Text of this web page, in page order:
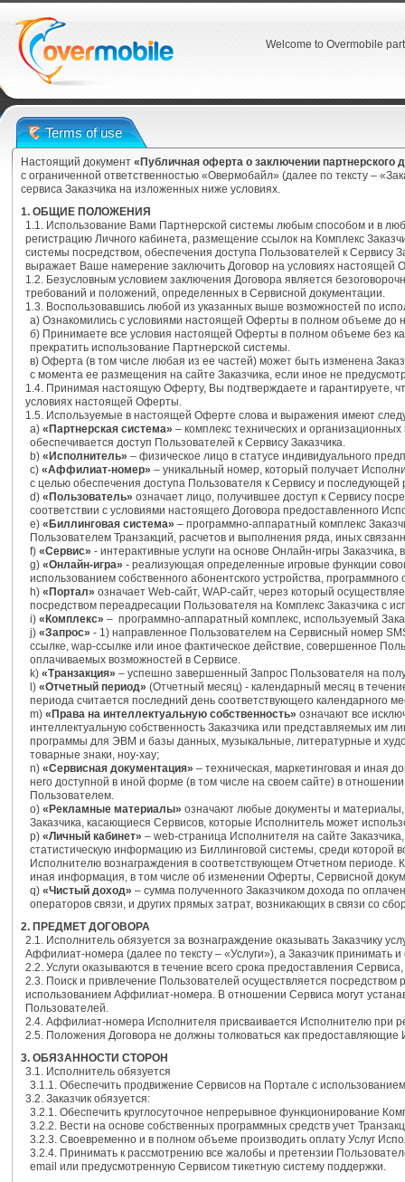
Welcome to Overmobile
Terms of use
Настоящий документ «Публичная оферта о заключении партнерского
с ограниченной ответственностью «Овермобайл» (далее по тексту –
сервиса Заказчика на изложенных ниже условиях.
1. ОБЩИЕ ПОЛОЖЕНИЯ
1.1. Использование Вами Партнерской системы любым способом и в
регистрацию Личного кабинета, размещение ссылок на Комплекс
системы посредством, обеспечения доступа Пользователей к Сервису
выражает Ваше намерение заключить Договор на условиях настоящей
1.2. Безусловным условием заключения Договора является
требований и положений, определенных в Сервисной документации.
1.3. Воспользовавшись любой из указанных выше возможностей по
а) Ознакомились с условиями настоящей Оферты в полном объеме до
б) Принимаете все условия настоящей Оферты в полном объеме без
прекратить использование Партнерской системы.
в) Оферта (в том числе любая из ее частей) может быть изменена
с момента ее размещения на сайте Заказчика, если иное не
1.4. Принимая настоящую Оферту, Вы подтверждаете и гарантируете,
условиях настоящей Оферты.
1.5. Используемые в настоящей Оферте слова и выражения имеют
а) «Партнерская система» – комплекс технических и
обеспечивается доступ Пользователей к Сервису Заказчика.
b) «Исполнитель» – физическое лицо в статусе индивидуального
c) «Аффилиат-номер» – уникальный номер, который получает
с целью обеспечения доступа Пользователя к Сервису и
d) «Пользователь» означает лицо, получившее доступ к Сервису
соответствии с условиями настоящего Договора предоставленного
e) «Биллинговая система» – программно-аппаратный комплекс
Пользователем Транзакций, расчетов и выполнения ряда, иных
f) «Сервис» - интерактивные услуги на основе Онлайн-игры
g) «Онлайн-игра» - реализующая определенные игровые функции
использованием собственного абонентского устройства,
h) «Портал» означает Web-сайт, WAP-сайт, через который
посредством переадресации Пользователя на Комплекс Заказчика с
i) «Комплекс» – программно-аппаратный комплекс, используемый
j) «Запрос» - 1) направленное Пользователем на Сервисный номер
ссылке, wap-ссылке или иное фактическое действие, совершенное
оплачиваемых возможностей в Сервисе.
k) «Транзакция» – успешно завершенный Запрос Пользователя на
l) «Отчетный период» (Отчетный месяц) - календарный месяц в
периода считается последний день соответствующего календарного
m) «Права на интеллектуальную собственность» означают все
интеллектуальную собственность Заказчика или представляемых им
программы для ЭВМ и базы данных, музыкальные, литературные и
товарные знаки, ноу-хау;
n) «Сервисная документация» – техническая, маркетинговая и иная
него доступной в иной форме (в том числе на своем сайте) в
Пользователем.
o) «Рекламные материалы» означают любые документы и
Заказчика, касающиеся Сервисов, которые Исполнитель может
p) «Личный кабинет» – web-страница Исполнителя на сайте
статистическую информацию из Биллинговой системы, среди
Исполнителю вознаграждения в соответствующем Отчетном периоде.
иная информация, в том числе об изменении Оферты, Сервисной
q) «Чистый доход» – сумма полученного Заказчиком дохода по
операторов связи, и других прямых затрат, возникающих в связи со
2. ПРЕДМЕТ ДОГОВОРА
2.1. Исполнитель обязуется за вознаграждение оказывать Заказчику
Аффилиат-номера (далее по тексту – «Услуги»), а Заказчик принимать
2.2. Услуги оказываются в течение всего срока предоставления
2.3. Поиск и привлечение Пользователей осуществляется
использованием Аффилиат-номера. В отношении Сервиса могут
Пользователей.
2.4. Аффилиат-номера Исполнителя присваивается Исполнителю при
2.5. Положения Договора не должны толковаться как
3. ОБЯЗАННОСТИ СТОРОН
3.1. Исполнитель обязуется
3.1.1. Обеспечить продвижение Сервисов на Портале с
3.2. Заказчик обязуется:
3.2.1. Обеспечить круглосуточное непрерывное функционирование
3.2.2. Вести на основе собственных программных средств учет
3.2.3. Своевременно и в полном объеме производить оплату Услуг
3.2.4. Принимать к рассмотрению все жалобы и претензии
email или предусмотренную Сервисом тикетную систему поддержки.